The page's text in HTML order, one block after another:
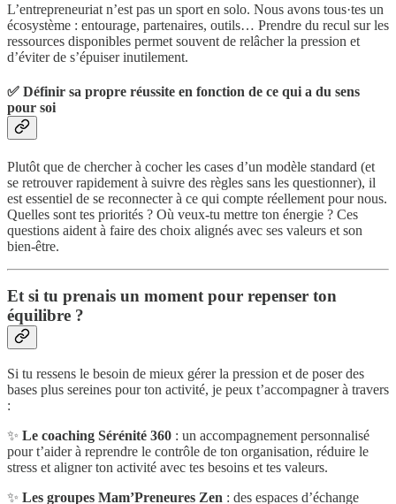
L’entrepreneuriat n’est pas un sport en solo. Nous avons tous·tes un
écosystème : entourage, partenaires, outils… Prendre du recul sur les
ressources disponibles permet souvent de relâcher la pression et
d’éviter de s’épuiser inutilement.
✅ Définir sa propre réussite en fonction de ce qui a du sens
pour soi
Plutôt que de chercher à cocher les cases d’un modèle standard (et
se retrouver rapidement à suivre des règles sans les questionner), il
est essentiel de se reconnecter à ce qui compte réellement pour nous.
Quelles sont tes priorités ? Où veux-tu mettre ton énergie ? Ces
questions aident à faire des choix alignés avec ses valeurs et son
bien-être.
Et si tu prenais un moment pour repenser ton
équilibre ?
Si tu ressens le besoin de mieux gérer la pression et de poser des
bases plus sereines pour ton activité, je peux t’accompagner à travers
:
✨ Le coaching Sérénité 360 : un accompagnement personnalisé
pour t’aider à reprendre le contrôle de ton organisation, réduire le
stress et aligner ton activité avec tes besoins et tes valeurs.
✨ Les groupes Mam’Preneures Zen : des espaces d’échange